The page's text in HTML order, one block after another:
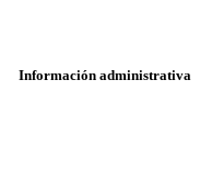
Información administrativa